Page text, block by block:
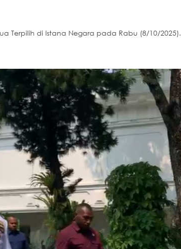
Terpilih di Istana Negara pada Rabu (8/10/2025).